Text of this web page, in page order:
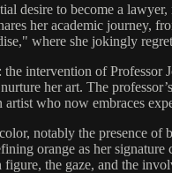
desire to become a
her academic journey,
where she jokingly
intervention of
her art. The
who now embraces
notably the presence
orange as her
the gaze, and the